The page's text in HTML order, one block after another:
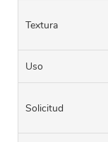
Textura
Uso
Solicitud